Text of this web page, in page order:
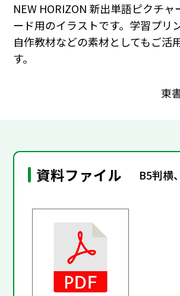
NEW HORIZON 新出単語ピクチャ
ード用のイラストです。学習プリ
自作教材などの素材としてもご活
す。
東
資料ファイル B5判横